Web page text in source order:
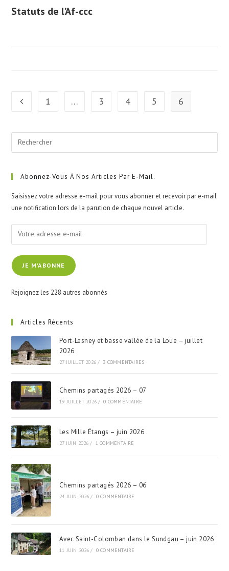
Statuts de l’Af-ccc
Go to the previous page
1 … 3 4 5 6
Abonnez-Vous À Nos Articles Par E-Mail.
Saisissez votre adresse e-mail pour vous abonner et recevoir par e-mail
une notification lors de la parution de chaque nouvel article.
Votre
adresse
e-
mailJE M'ABONNE
Rejoignez les 228 autres abonnés
Articles Récents
Port-Lesney et basse vallée de la Loue – juillet
2026
27 JUILLET 2026 / 3 COMMENTAIRES
Chemins partagés 2026 – 07
19 JUILLET 2026 / 0 COMMENTAIRE
Les Mille Étangs – juin 2026
27 JUIN 2026 / 1 COMMENTAIRE
Chemins partagés 2026 – 06
24 JUIN 2026 / 0 COMMENTAIRE
Avec Saint-Colomban dans le Sundgau – juin 2026
11 JUIN 2026 / 0 COMMENTAIRE